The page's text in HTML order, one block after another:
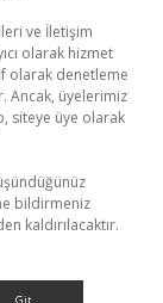
ve İletişim
olarak hizmet
olarak denetleme
Ancak, üyelerimiz
siteye üye olarak
bildirmeniz
kaldırılacaktır.